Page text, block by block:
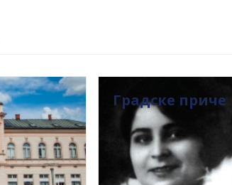
Градске приче